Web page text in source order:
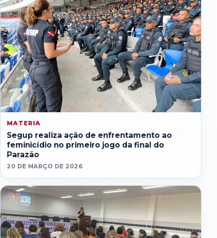
MATERIA
Segup realiza ação de enfrentamento ao
feminicídio no primeiro jogo da final do
Parazão
20 DE MARÇO DE 2026